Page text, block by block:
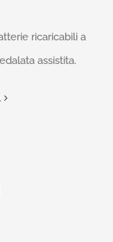
ricaricabili a
assistita.